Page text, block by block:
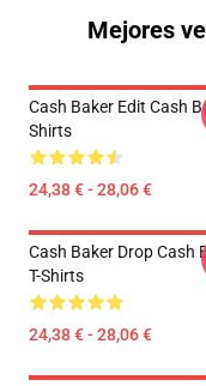
Mejores
Cash Baker Edit Cash
Shirts
24,38 € - 28,06 €
Cash Baker Drop Cash
T-Shirts
24,38 € - 28,06 €